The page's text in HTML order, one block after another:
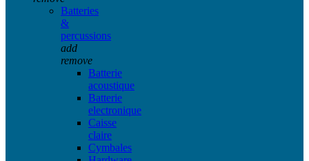
Batteries
&
percussions
add
remove
Batterie
acoustique
Batterie
electronique
Caisse
claire
Cymbales